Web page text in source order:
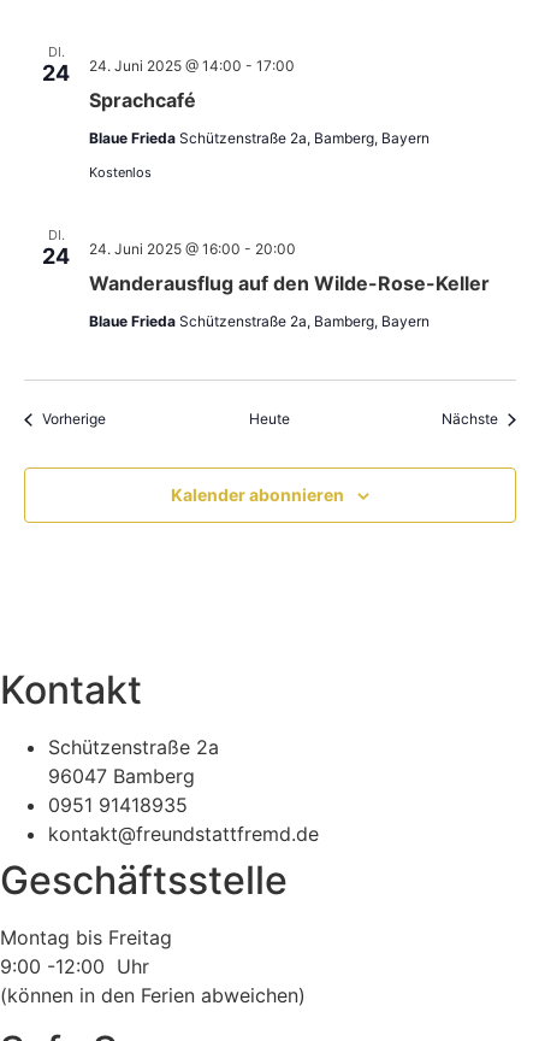
DI.
24
Sprachcafé
24. Juni 2025 @ 14:00 - 17:00
Blaue Frieda Schützenstraße 2a, Bamberg, Bayern
Kostenlos
DI.
24
Wanderausflug auf den Wilde-Rose-Keller
24. Juni 2025 @ 16:00 - 20:00
Blaue Frieda Schützenstraße 2a, Bamberg, Bayern
VorherigeVeranstaltungen Heute Nächste
Kalender abonnieren
Kontakt
Schützenstraße 2a
96047 Bamberg
0951 91418935
kontakt@freundstattfremd.de
Geschäftsstelle
Montag bis Freitag
9:00 -12:00 Uhr
(können in den Ferien abweichen)